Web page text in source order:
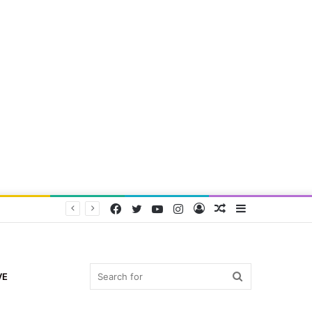
Random
Log
Instagram
YouTube
Twitter
Facebook